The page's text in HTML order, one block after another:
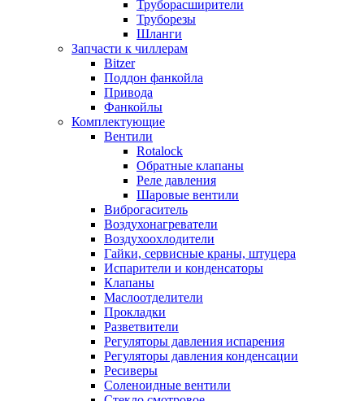
Труборасширители
Труборезы
Шланги
Запчасти к чиллерам
Bitzer
Поддон фанкойла
Привода
Фанкойлы
Комплектующие
Вентили
Rotalock
Обратные клапаны
Реле давления
Шаровые вентили
Виброгаситель
Воздухонагреватели
Воздухоохлодители
Гайки, сервисные краны, штуцера
Испарители и конденсаторы
Клапаны
Маслоотделители
Прокладки
Разветвители
Регуляторы давления испарения
Регуляторы давления конденсации
Ресиверы
Соленоидные вентили